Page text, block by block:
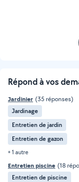
Répond à vos
Jardinier (35 réponses)
Jardinage
Entretien de jardin
Entretien de gazon
+ 1 autre
Entretien piscine (18
Entretien de piscine